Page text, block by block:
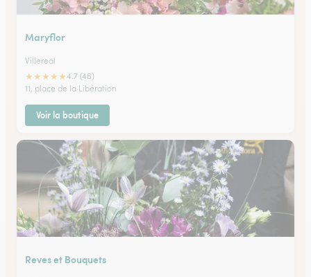
Maryflor
Villereal
★★★★★4.7 (46)
11, place de la Libération
Voir la boutique
Reves et Bouquets